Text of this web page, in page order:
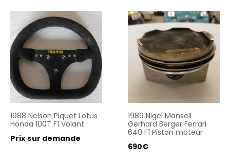
1988 Nelson Piquet Lotus
Honda 100T F1 Volant
Prix sur demande
1989 Nigel Mansell
Gerhard Berger Ferrari
640 F1 Piston moteur
690€